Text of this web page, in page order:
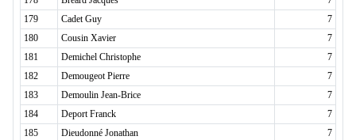
179
Cadet Guy
7
180
Cousin Xavier
7
181
Demichel Christophe
7
182
Demougeot Pierre
7
183
Demoulin Jean-Brice
7
184
Deport Franck
7
185
Dieudonné Jonathan
7